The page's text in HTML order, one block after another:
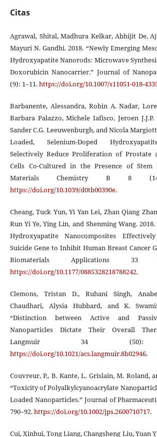
Citas
Agrawal, Shital, Madhura Kelkar, Abhijit De,
Mayuri N. Gandhi. 2018. “Newly Emerging
Hydroxyapatite Nanorods: Microwave
Doxorubicin Nanocarrier.” Journal of
(9): 1–11.https://doi.org/10.1007/s11051-018-
Barbanente, Alessandra, Robin A. Nadar,
Barbara Palazzo, Michele Iafisco, Jeroen
Sander C.G. Leeuwenburgh, and Nicola
Loaded, Selenium-Doped
Selectively Reduce Proliferation of Prostate
Cells Co-Cultured in the Presence of Stem
Materials Chemistry B 8 (14):
https://doi.org/10.1039/d0tb00390e.
Cheang, Tuck Yun, Yi Yan Lei, Zhan Qiang
Run Yi Ye, Ying Lin, and Shenming Wang.
Hydroxyapatite Nanocomposites
Suicide Gene to Inhibit Human Breast Cancer
Biomaterials Applications 33
https://doi.org/10.1177/0885328218788242.
Clemons, Tristan D., Ruhani Singh,
Chaudhari, Alysia Hubbard, and K.
“Distinction between Active and
Nanoparticles Dictate Their Overall
Langmuir 34 (50):
https://doi.org/10.1021/acs.langmuir.8b02946.
Couvreur, P., B. Kante, L. Grislain, M. Roland,
“Toxicity of Polyalkylcyanoacrylate
Loaded Nanoparticles.” Journal of
790–92.https://doi.org/10.1002/jps.2600710717.
Cui, Xinhui, Tong Liang, Changsheng Liu, Yuan